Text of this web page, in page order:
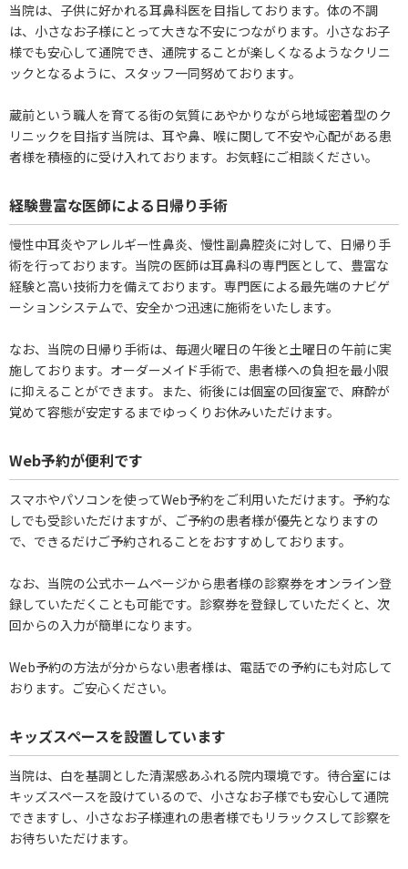
当院は、子供に好かれる耳鼻科医を目指しております。体の不調
は、小さなお子様にとって大きな不安につながります。小さなお子
様でも安心して通院でき、通院することが楽しくなるようなクリニ
ックとなるように、スタッフ一同努めております。
蔵前という職人を育てる街の気質にあやかりながら地域密着型のク
リニックを目指す当院は、耳や鼻、喉に関して不安や心配がある患
者様を積極的に受け入れております。お気軽にご相談ください。
経験豊富な医師による日帰り手術
慢性中耳炎やアレルギー性鼻炎、慢性副鼻腔炎に対して、日帰り手
術を行っております。当院の医師は耳鼻科の専門医として、豊富な
経験と高い技術力を備えております。専門医による最先端のナビゲ
ーションシステムで、安全かつ迅速に施術をいたします。
なお、当院の日帰り手術は、毎週火曜日の午後と土曜日の午前に実
施しております。オーダーメイド手術で、患者様への負担を最小限
に抑えることができます。また、術後には個室の回復室で、麻酔が
覚めて容態が安定するまでゆっくりお休みいただけます。
Web予約が便利です
スマホやパソコンを使ってWeb予約をご利用いただけます。予約な
しでも受診いただけますが、ご予約の患者様が優先となりますの
で、できるだけご予約されることをおすすめしております。
なお、当院の公式ホームページから患者様の診察券をオンライン登
録していただくことも可能です。診察券を登録していただくと、次
回からの入力が簡単になります。
Web予約の方法が分からない患者様は、電話での予約にも対応して
おります。ご安心ください。
キッズスペースを設置しています
当院は、白を基調とした清潔感あふれる院内環境です。待合室には
キッズスペースを設けているので、小さなお子様でも安心して通院
できますし、小さなお子様連れの患者様でもリラックスして診察を
お待ちいただけます。